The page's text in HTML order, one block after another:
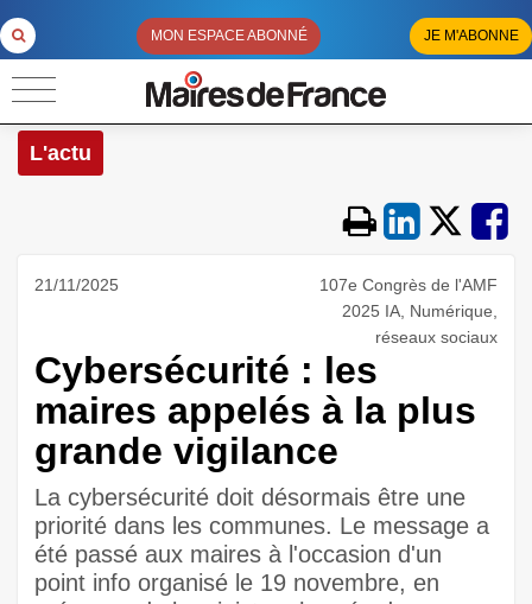
MON ESPACE ABONNÉ JE M'ABONNE
L'actu
21/11/2025
107e Congrès de l'AMF
2025 IA, Numérique,
réseaux sociaux
Cybersécurité : les
maires appelés à la plus
grande vigilance
La cybersécurité doit désormais être une
priorité dans les communes. Le message a
été passé aux maires à l'occasion d'un
point info organisé le 19 novembre, en